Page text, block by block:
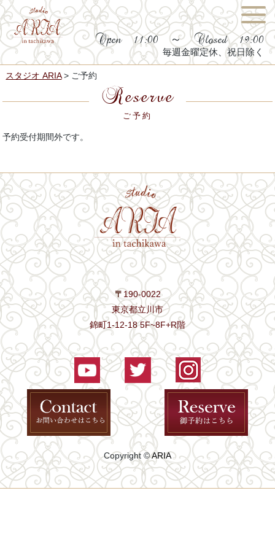
Open 11:00 ～ Closed 19:00
毎週金曜定休、祝日除く
スタジオ ARIA> ご予約
Reserve
ご予約
予約受付期間外です。
〒 190-0022
東京都立川市
錦町1-12-18 5F~8F+R階
Copyright ©ARIA